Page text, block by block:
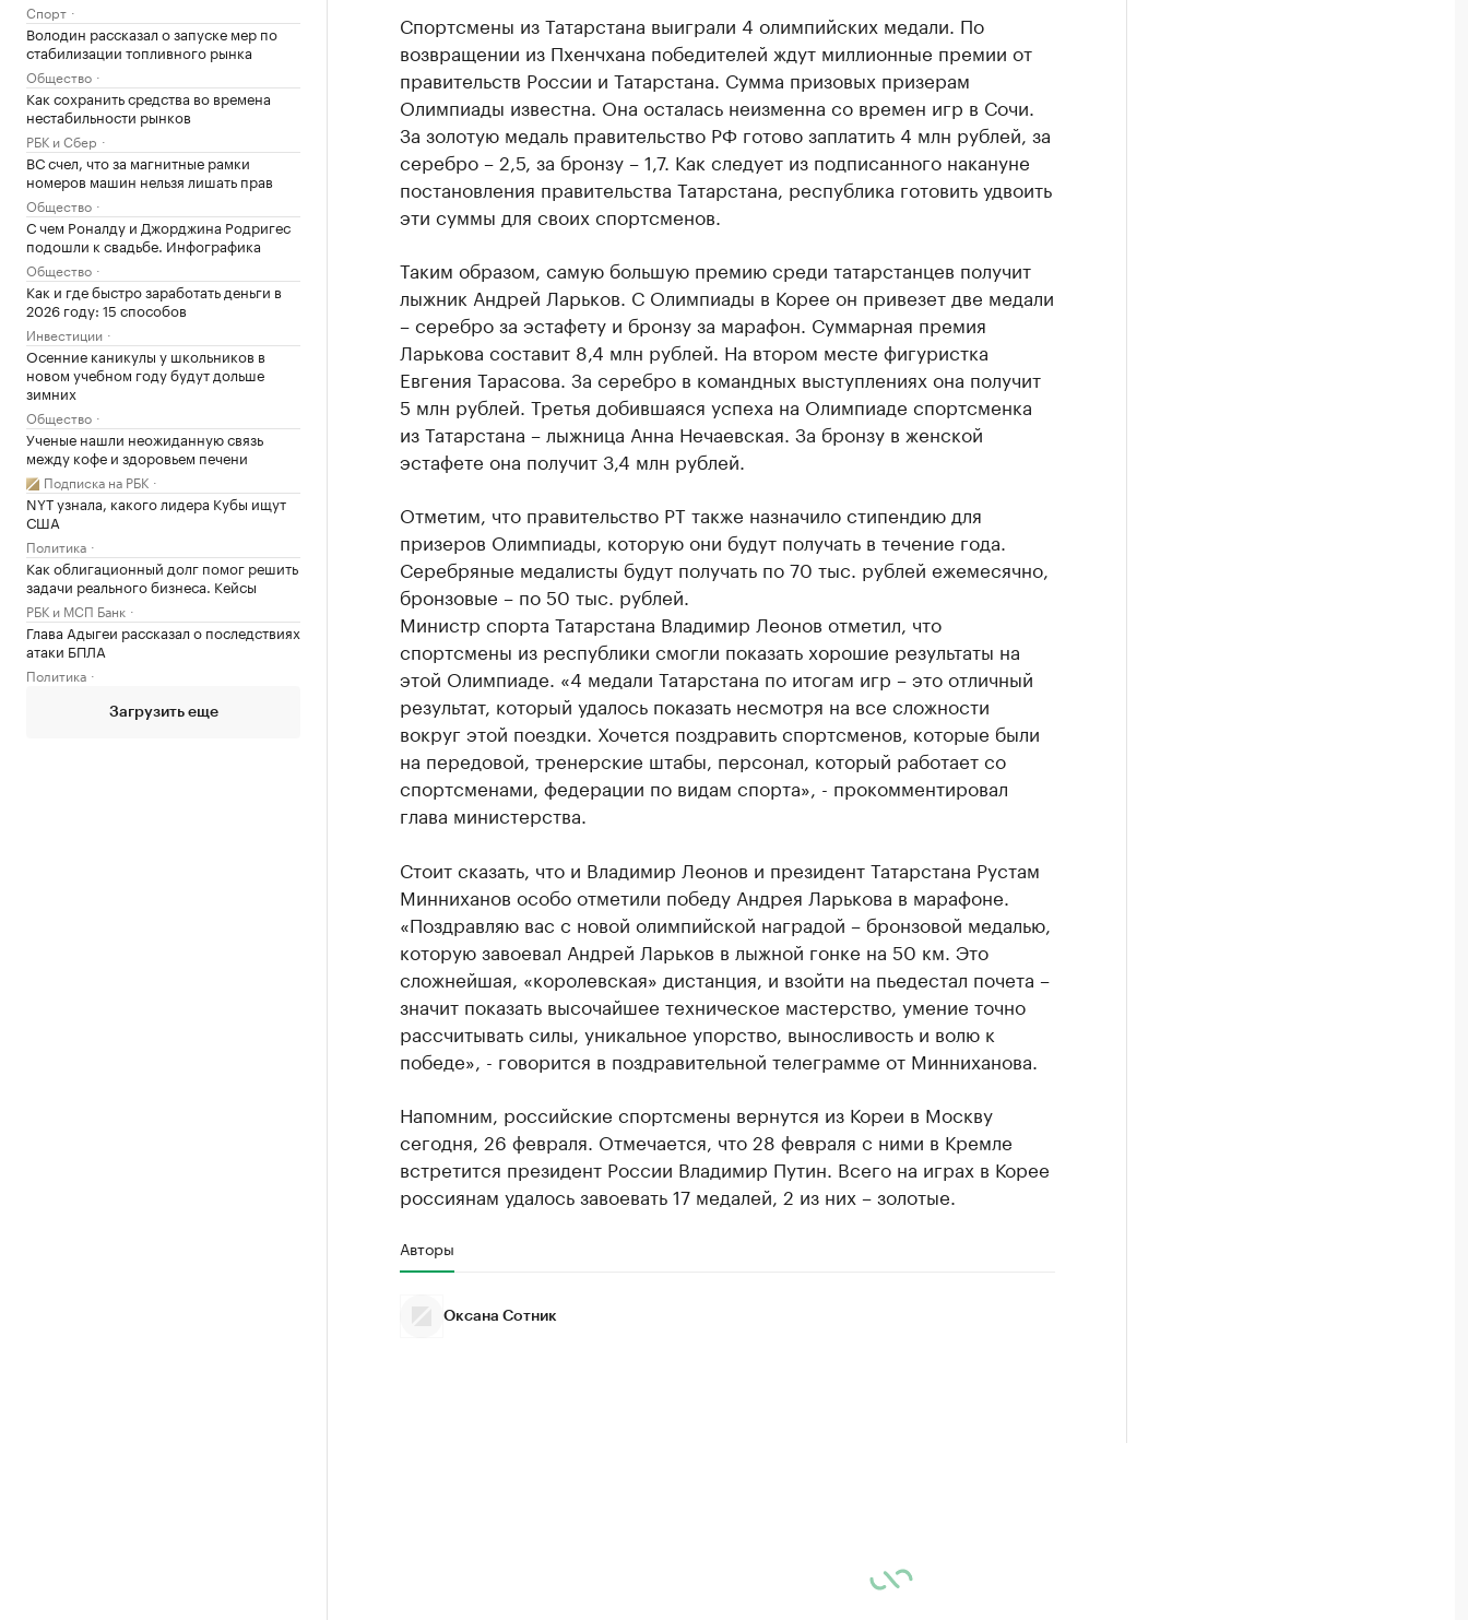
Спорт
Володин рассказал о запуске мер по
стабилизации топливного рынка
Общество
Как сохранить средства во времена
нестабильности рынков
РБК и Сбер
ВС счел, что за магнитные рамки
номеров машин нельзя лишать прав
Общество
С чем Роналду и Джорджина Родригес
подошли к свадьбе. Инфографика
Общество
Как и где быстро заработать деньги в
2026 году: 15 способов
Инвестиции
Осенние каникулы у школьников в
новом учебном году будут дольше
зимних
Общество
Ученые нашли неожиданную связь
между кофе и здоровьем печени
Подписка на РБК
NYT узнала, какого лидера Кубы ищут
США
Политика
Как облигационный долг помог решить
задачи реального бизнеса. Кейсы
РБК и МСП Банк
Глава Адыгеи рассказал о последствиях
атаки БПЛА
Политика
Загрузить еще
Спортсмены из Татарстана выиграли 4 олимпийских медали. По
возвращении из Пхенчхана победителей ждут миллионные премии от
правительств России и Татарстана. Сумма призовых призерам
Олимпиады известна. Она осталась неизменна со времен игр в Сочи.
За золотую медаль правительство РФ готово заплатить 4 млн рублей, за
серебро – 2,5, за бронзу – 1,7. Как следует из подписанного накануне
постановления правительства Татарстана, республика готовить удвоить
эти суммы для своих спортсменов.
Таким образом, самую большую премию среди татарстанцев получит
лыжник Андрей Ларьков. С Олимпиады в Корее он привезет две медали
– серебро за эстафету и бронзу за марафон. Суммарная премия
Ларькова составит 8,4 млн рублей. На втором месте фигуристка
Евгения Тарасова. За серебро в командных выступлениях она получит
5 млн рублей. Третья добившаяся успеха на Олимпиаде спортсменка
из Татарстана – лыжница Анна Нечаевская. За бронзу в женской
эстафете она получит 3,4 млн рублей.
Отметим, что правительство РТ также назначило стипендию для
призеров Олимпиады, которую они будут получать в течение года.
Серебряные медалисты будут получать по 70 тыс. рублей ежемесячно,
бронзовые – по 50 тыс. рублей.
Министр спорта Татарстана Владимир Леонов отметил, что
спортсмены из республики смогли показать хорошие результаты на
этой Олимпиаде. «4 медали Татарстана по итогам игр – это отличный
результат, который удалось показать несмотря на все сложности
вокруг этой поездки. Хочется поздравить спортсменов, которые были
на передовой, тренерские штабы, персонал, который работает со
спортсменами, федерации по видам спорта», - прокомментировал
глава министерства.
Стоит сказать, что и Владимир Леонов и президент Татарстана Рустам
Минниханов особо отметили победу Андрея Ларькова в марафоне.
«Поздравляю вас с новой олимпийской наградой – бронзовой медалью,
которую завоевал Андрей Ларьков в лыжной гонке на 50 км. Это
сложнейшая, «королевская» дистанция, и взойти на пьедестал почета –
значит показать высочайшее техническое мастерство, умение точно
рассчитывать силы, уникальное упорство, выносливость и волю к
победе», - говорится в поздравительной телеграмме от Минниханова.
Напомним, российские спортсмены вернутся из Кореи в Москву
сегодня, 26 февраля. Отмечается, что 28 февраля с ними в Кремле
встретится президент России Владимир Путин. Всего на играх в Корее
россиянам удалось завоевать 17 медалей, 2 из них – золотые.
Авторы
Оксана Сотник